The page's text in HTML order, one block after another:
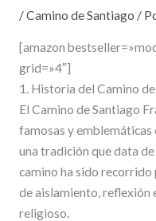
/Camino de Santiago /
[amazon
grid=»4″]
1. Historia del Camino
El Camino de Santiago
famosas y emblemáticas
una tradición que data
camino ha sido recorrido
de aislamiento,
religioso.